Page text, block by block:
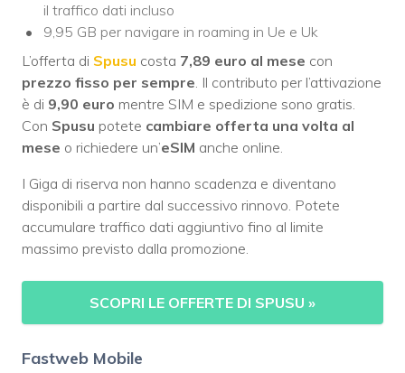
il traffico dati incluso
9,95 GB per navigare in roaming in Ue e Uk
L’offerta di Spusu costa 7,89 euro al mese con
prezzo fisso per sempre. Il contributo per l’attivazione
è di 9,90 euro mentre SIM e spedizione sono gratis.
Con Spusu potete cambiare offerta una volta al
mese o richiedere un’eSIM anche online.
I Giga di riserva non hanno scadenza e diventano
disponibili a partire dal successivo rinnovo. Potete
accumulare traffico dati aggiuntivo fino al limite
massimo previsto dalla promozione.
SCOPRI LE OFFERTE DI SPUSU »
Fastweb Mobile